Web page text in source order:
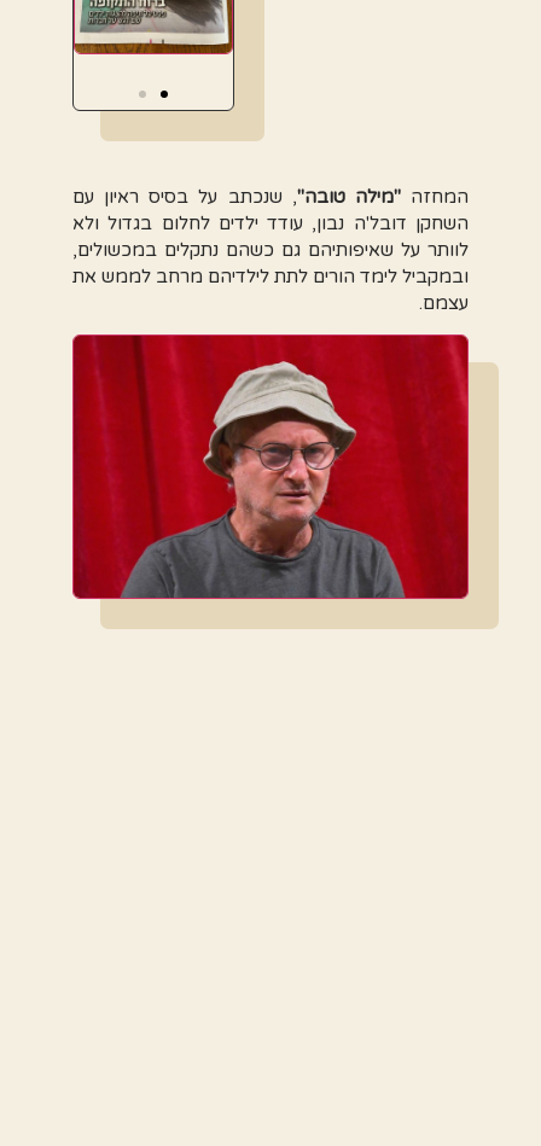
המחזה "מילה טובה", שנכתב על בסיס ראיון עם
השחקן דובל'ה נבון, עודד ילדים לחלום בגדול ולא
לוותר על שאיפותיהם גם כשהם נתקלים במכשולים,
ובמקביל לימד הורים לתת לילדיהם מרחב לממש את
עצמם.